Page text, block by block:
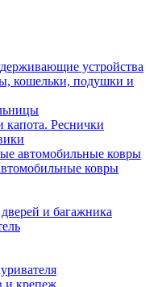
устройства
кошельки, подушки и
капота. Реснички
автомобильные ковры
ковры
и багажника
и крепеж